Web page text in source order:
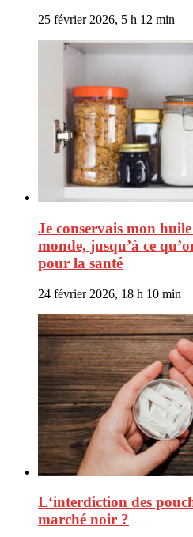
25 février 2026, 5 h 12 min
Je conservais mon
monde, jusqu’à ce
pour la santé
24 février 2026, 18 h 10 min
L‘interdiction des
marché noir ?